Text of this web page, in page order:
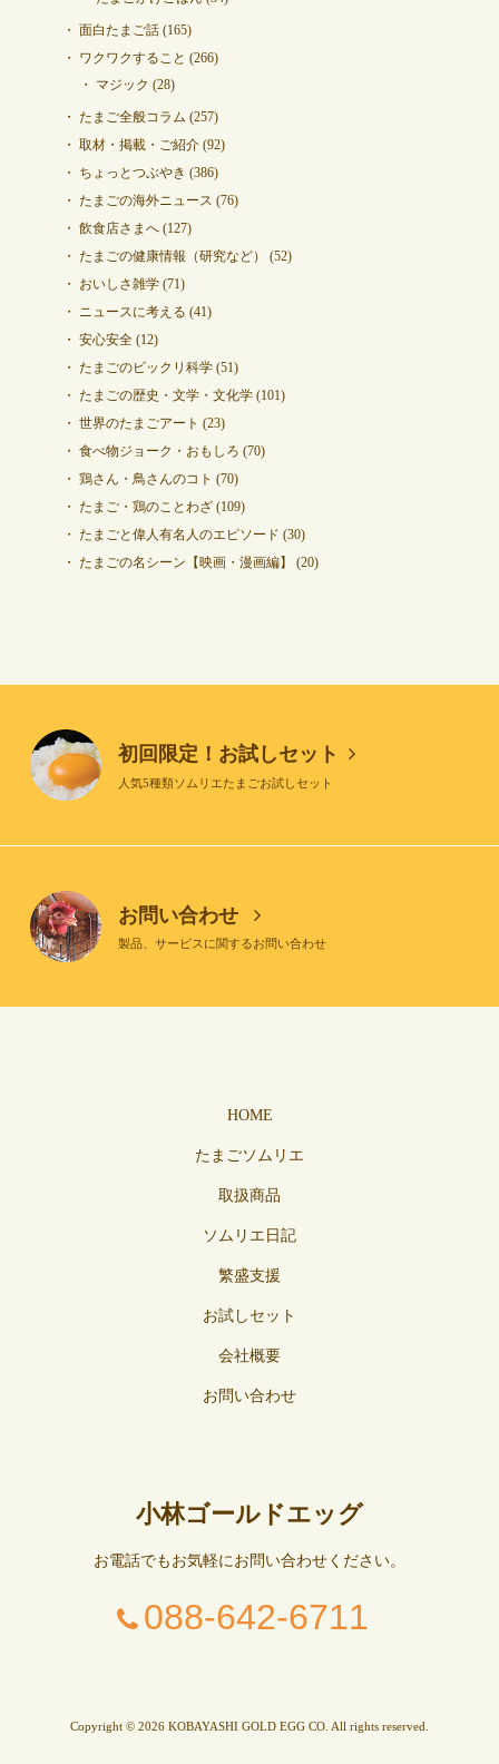
面白たまご話(165)
ワクワクすること (266)
マジック (28)
たまご全般コラム (257)
取材・掲載・ご紹介(92)
ちょっとつぶやき (386)
たまごの海外ニュース (76)
飲食店さまへ(127)
たまごの健康情報（研究など）
(52)
おいしさ雑学(71)
ニュースに考える (41)
安心安全(12)
たまごのビックリ科学(51)
たまごの歴史・文学・文化学(101)
世界のたまごアート (23)
食べ物ジョーク・おもしろ (70)
鶏さん・鳥さんのコト (70)
たまご・鶏のことわざ(109)
たまごと偉人有名人のエピソード (30)
たまごの名シーン【映画・漫画編】
(20)
初回限定！お試しセット
人気5種類ソムリエたまごお試しセット
お問い合わせ
製品、サービスに関するお問い合わせ
HOME
たまごソムリエ
取扱商品
ソムリエ日記
繁盛支援
お試しセット
会社概要
お問い合わせ
小林ゴールドエッグ
お電話でもお気軽にお問い合わせください。
088-642-6711
Copyright © 2026 KOBAYASHI GOLD EGG CO. All rights reserved.